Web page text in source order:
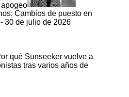
Cambios de puesto en
30 de julio de 2026
qué Sunseeker vuelve a
tras varios años de